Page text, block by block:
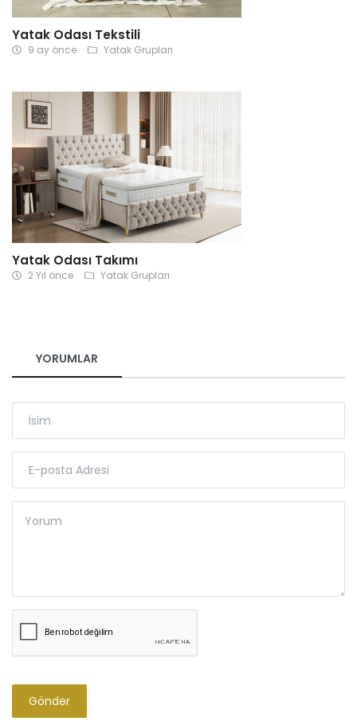
Yatak Odası Tekstili
9 ay önce Yatak Grupları
Yatak Odası Takımı
2 Yıl önce Yatak Grupları
YORUMLAR
Gönder